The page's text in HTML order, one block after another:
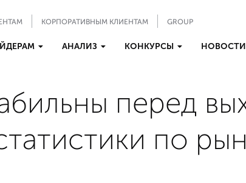
КОРПОРАТИВНЫМ КЛИЕНТАМ GROUP
АНАЛИЗ КОНКУРСЫ НОВОСТИ
перед
по